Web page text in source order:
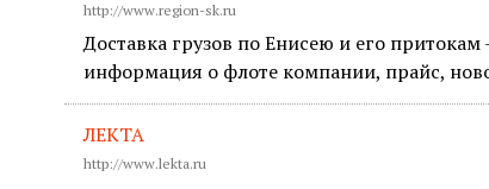
http://www.region-sk.ru
Доставка грузов по Енисею и его
информация о флоте компании, прайс,
ЛЕКТА
http://www.lekta.ru